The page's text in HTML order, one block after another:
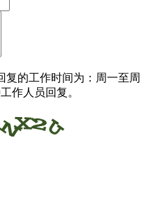
复的工作时间为：周一至周
作人员回复。